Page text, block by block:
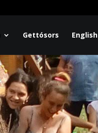
Gettósors English